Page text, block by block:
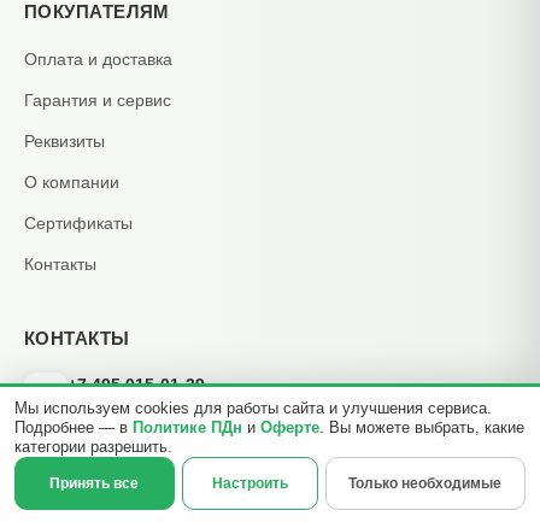
ПОКУПАТЕЛЯМ
Оплата и доставка
Гарантия и сервис
Реквизиты
О компании
Сертификаты
Контакты
КОНТАКТЫ
📞 +7 495 015-01-39
ежедневно 09:00–21:00
✉️ info@b2cmsk.ru
📍 МО, Люберцы, ул. Красная, д. 4
☎Позвонить Задать вопрос ×
Мы используем cookies для работы сайта и улучшения сервиса.
Подробнее — в Политике ПДн и Оферте. Вы можете выбрать, какие
категории разрешить.
Принять все Настроить Только необходимые